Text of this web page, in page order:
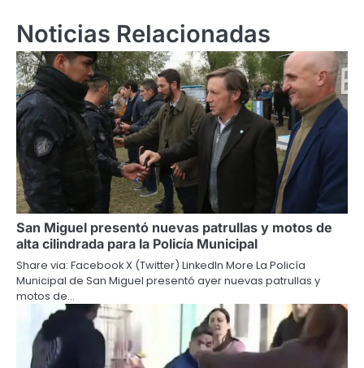
Noticias Relacionadas
San Miguel presentó nuevas patrullas y motos de
alta cilindrada para la Policía Municipal
Share via: Facebook X (Twitter) LinkedIn More La Policía
Municipal de San Miguel presentó ayer nuevas patrullas y
motos de…